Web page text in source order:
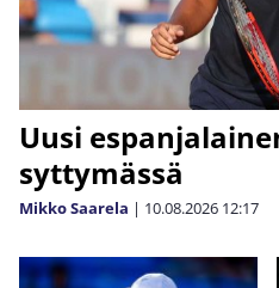
Uusi
syttymässä
Mikko Saarela | 10.08.2026 12:17